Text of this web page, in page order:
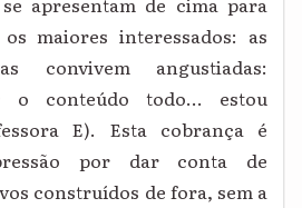
maiores interessados: as
convivem angustiadas:
o conteúdo todo... estou
E). Esta cobrança é
por dar conta de
construídos de fora, sem a